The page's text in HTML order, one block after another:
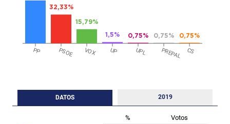
PP PSOE VOX UP UPL PREPAL CS
32,33%
15,79%
1,5% 0,75% 0,75% 0,75%
DATOS 2019
% Votos